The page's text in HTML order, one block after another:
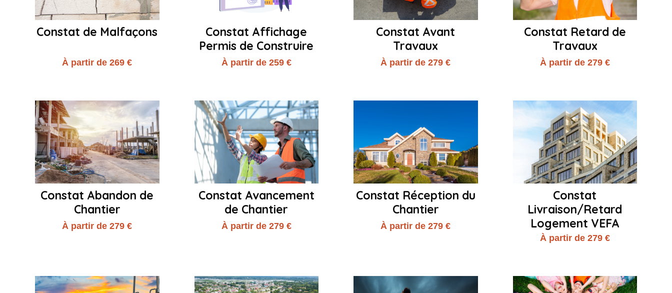
Constat de Malfaçons
À partir de 269 €
Constat Affichage
Permis de Construire
À partir de 259 €
Constat Avant
Travaux
À partir de 279 €
Constat Retard de
Travaux
À partir de 279 €
Constat Abandon de
Chantier
À partir de 279 €
Constat Avancement
de Chantier
À partir de 279 €
Constat Réception du
Chantier
À partir de 279 €
Constat
Livraison/Retard
Logement VEFA
À partir de 279 €